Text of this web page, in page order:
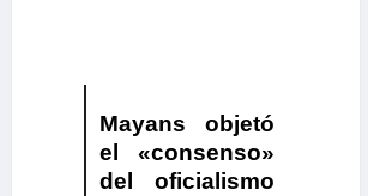
Mayans objetó
el«consenso»
del oficialismo